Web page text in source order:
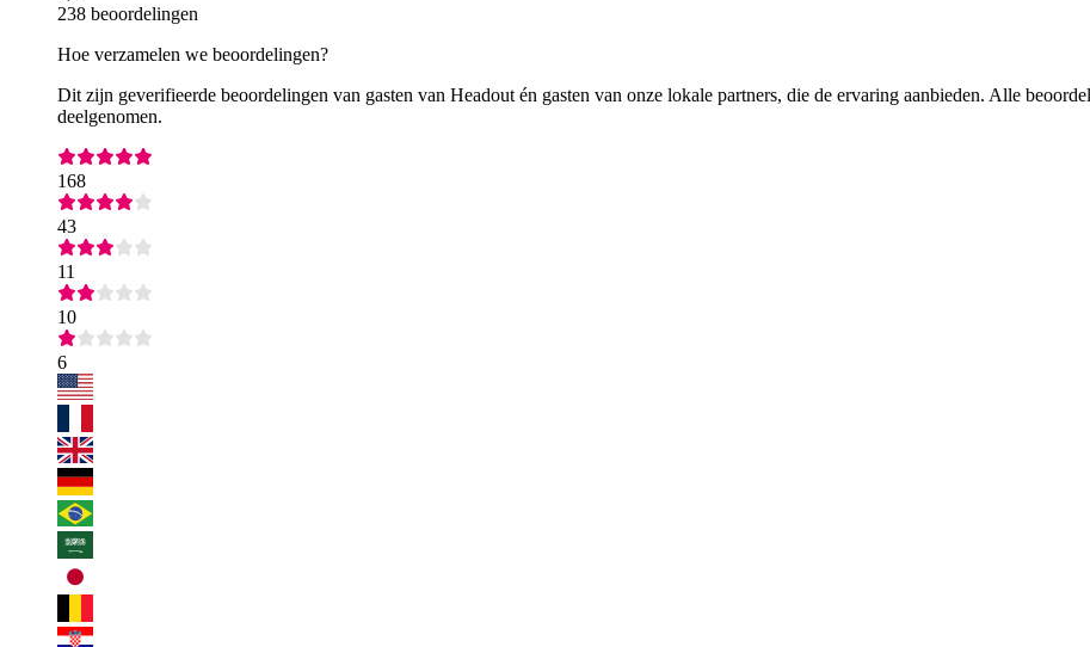
238 beoordelingen
Hoe verzamelen we beoordelingen?
Dit zijn geverifieerde beoordelingen van gasten van Headout én gasten van onze lokale partners, die de ervaring aanbieden. Alle
deelgenomen.
168
43
11
10
6